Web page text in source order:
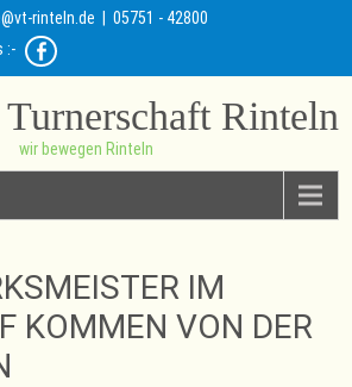
rinteln.de | 05751 - 42800
:-
Rinteln
wir bewegen Rinteln
IM
KOMMEN VON DER